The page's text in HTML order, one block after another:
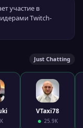
участие в
Twitch-
Just Chatting
VTaxi78
25.9K